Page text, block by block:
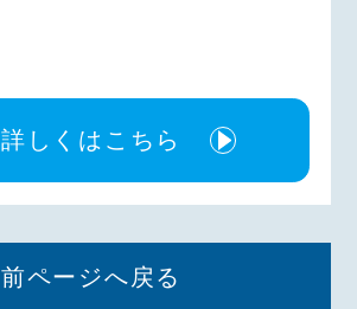
詳しくはこちら
前ページへ戻る